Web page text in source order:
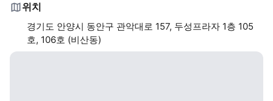
위치
경기도 안양시 동안구 관악대로 157, 두성프라자 1층 105
호, 106호 (비산동)